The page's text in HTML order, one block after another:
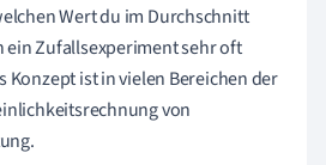
Wert du im Durchschnitt
Zufallsexperiment sehr oft
ist in vielen Bereichen der
von